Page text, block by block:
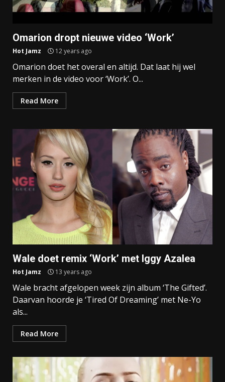
Omarion dropt nieuwe video ‘Work’
Hot Jamz 12 years ago
Omarion doet het overal en altijd. Dat laat hij wel
merken in de video voor ‘Work’. O...
Read More
Wale doet remix ‘Work’ met Iggy Azalea
Hot Jamz 13 years ago
Wale bracht afgelopen week zijn album ‘The Gifted’.
Daarvan hoorde je ‘Tired Of Dreaming’ met Ne-Yo
als...
Read More